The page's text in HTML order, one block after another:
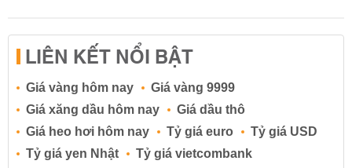
LIÊN KẾT NỔI BẬT
Giá vàng hôm nay
Giá vàng 9999
Giá xăng dầu hôm nay
Giá dầu thô
Giá heo hơi hôm nay
Tỷ giá euro
Tỷ giá USD
Tỷ giá yen Nhật
Tỷ giá vietcombank